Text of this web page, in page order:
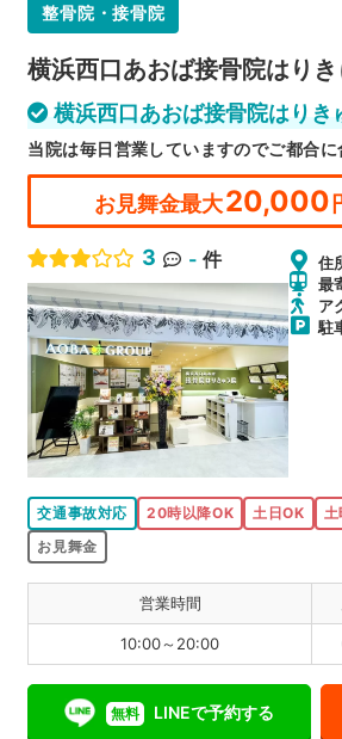
整骨院・接骨院
横浜西口あおば接骨院はり
横浜西口あおば接骨院はり
当院は毎日営業していますのでご都合に
お見舞金最大20,000
3 - 件
住
最
ア
駐
交通事故対応 20時以降OK 土日OK 土
お見舞金
営業時間
10:00～20:00
無料 LINEで予約する